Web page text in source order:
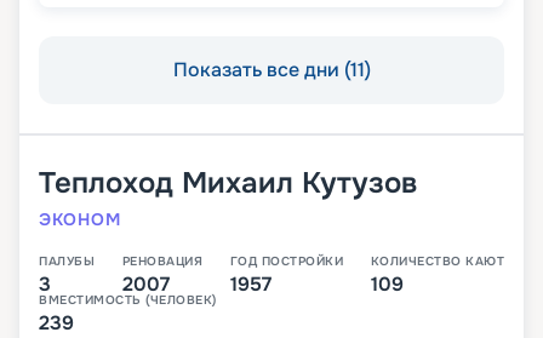
Показать все дни (11)
Теплоход Михаил Кутузов
ЭКОНОМ
ПАЛУБЫ
3
РЕНОВАЦИЯ
2007
ГОД ПОСТРОЙКИ
1957
КОЛИЧЕСТВО КАЮТ
109
ВМЕСТИМОСТЬ (ЧЕЛОВЕК)
239